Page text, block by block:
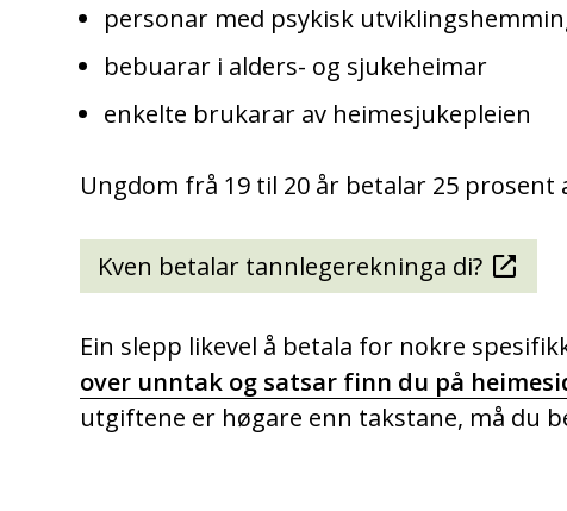
personar med psykisk
bebuarar i alders- og sjukeheimar
enkelte brukarar av heimesjukepleien
Ungdom frå 19 til 20 år betalar 25 prosent
Kven betalar tannlegerekninga di?
Ein slepp likevel å betala for nokre
over unntak og satsar finn du på
utgiftene er høgare enn takstane, må du